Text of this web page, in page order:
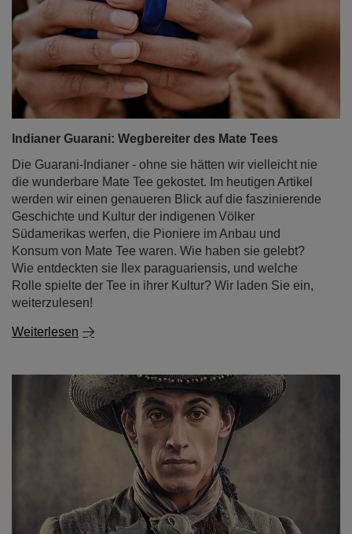
Indianer Guarani: Wegbereiter des Mate Tees
Die Guarani-Indianer - ohne sie hätten wir vielleicht nie
die wunderbare Mate Tee gekostet. Im heutigen Artikel
werden wir einen genaueren Blick auf die faszinierende
Geschichte und Kultur der indigenen Völker
Südamerikas werfen, die Pioniere im Anbau und
Konsum von Mate Tee waren. Wie haben sie gelebt?
Wie entdeckten sie Ilex paraguariensis, und welche
Rolle spielte der Tee in ihrer Kultur? Wir laden Sie ein,
weiterzulesen!
Weiterlesen